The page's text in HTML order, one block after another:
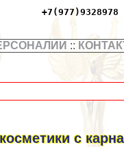
+7(977)9328978
::
с